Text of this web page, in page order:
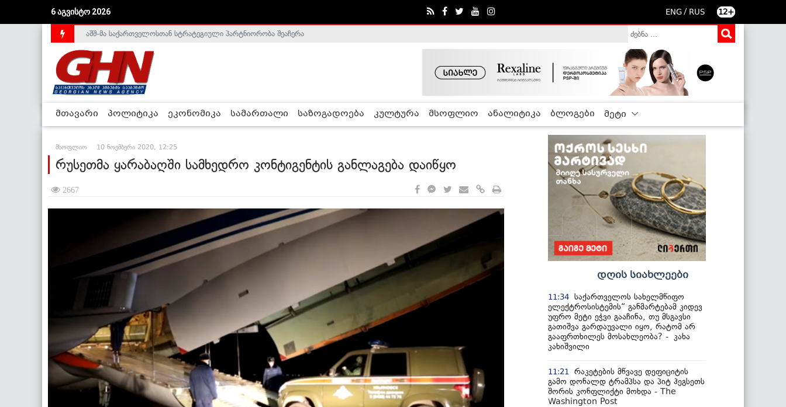
6 აგვისტო 2026 ENG / RUS 12+
საქართველოს დე-ფაქტო მთავრობა არალეგიტიმურია - ჰელსინკის კომისია
აშშ-მა საქართველოსთან სტრატეგიული პარტნიორობა შეაჩერა
მთავარი პოლიტიკა ეკონომიკა სამართალი საზოგადოება კულტურა მსოფლიო ანალიტიკა ბლოგები მეტი
მსოფლიო 10 ნოემბერი 2020, 12:25
რუსეთმა ყარაბაღში სამხედრო კონტიგენტის განლაგება დაიწყო
2667
დღის სიახლეები
11:34 საქართველოს სახელმწიფო
ელექტროსისტემის“ განმარტებამ კიდევ
უფრო მეტი ეჭვი გააჩინა, თუ მსგავსი
გათიშვა გარდაუვალი იყო, რატომ არ
გააფრთხილეს მოსახლეობა? - კახა
კახიშვილი
11:21
რაკეტების მწვავე დეფიციტის
გამო დონალდ ტრამპსა და პიტ ჰეგსეთს
შორის კონფლიქტი მოხდა - The
Washington Post